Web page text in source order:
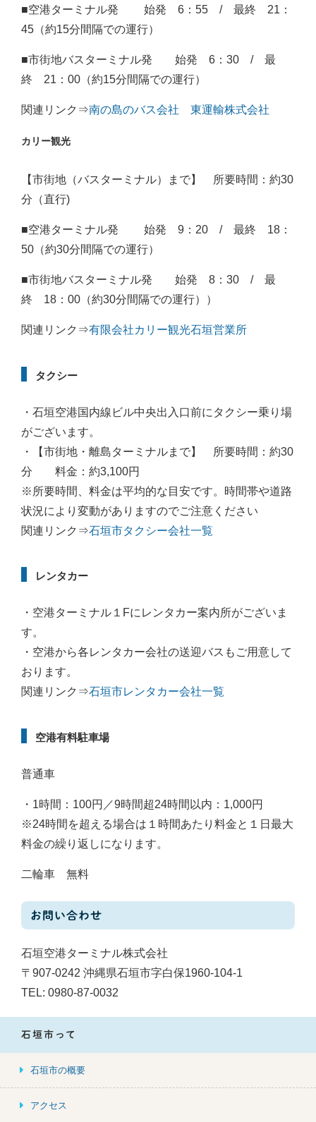
■空港ターミナル発 始発 6：55 / 最終 21：
45（約15分間隔での運行）
■市街地バスターミナル発 始発 6：30 / 最
終 21：00（約15分間隔での運行）
関連リンク⇒南の島のバス会社 東運輸株式会社
カリー観光
【市街地（バスターミナル）まで】 所要時間：約30
分（直行)
■空港ターミナル発 始発 9：20 / 最終 18：
50（約30分間隔での運行）
■市街地バスターミナル発 始発 8：30 / 最
終 18：00（約30分間隔での運行））
関連リンク⇒有限会社カリー観光石垣営業所
タクシー
・石垣空港国内線ビル中央出入口前にタクシー乗り場
がございます。
・【市街地・離島ターミナルまで】 所要時間：約30
分 料金：約3,100円
※所要時間、料金は平均的な目安です。時間帯や道路
状況により変動がありますのでご注意ください
関連リンク⇒石垣市タクシー会社一覧
レンタカー
・空港ターミナル１Fにレンタカー案内所がございま
す。
・空港から各レンタカー会社の送迎バスもご用意して
おります。
関連リンク⇒石垣市レンタカー会社一覧
空港有料駐車場
普通車
・1時間：100円／9時間超24時間以内：1,000円
※24時間を超える場合は１時間あたり料金と１日最大
料金の繰り返しになります。
二輪車 無料
お問い合わせ
石垣空港ターミナル株式会社
〒907-0242 沖縄県石垣市字白保1960-104-1
TEL: 0980-87-0032
石垣市って
石垣市の概要
アクセス